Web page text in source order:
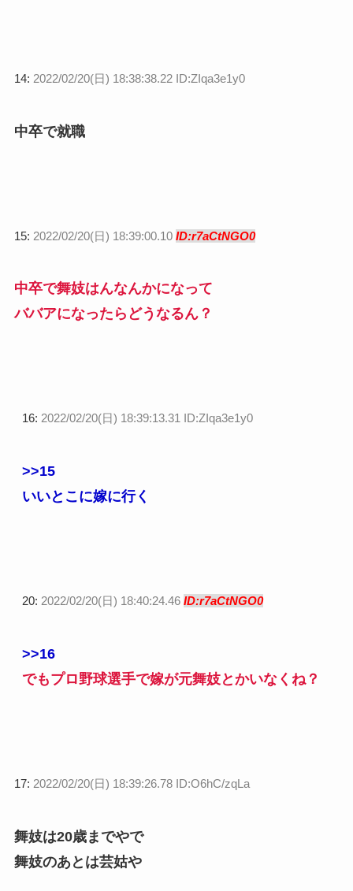
14: 2022/02/20(日) 18:38:38.22 ID:ZIqa3e1y0
中卒で就職
15: 2022/02/20(日) 18:39:00.10 ID:r7aCtNGO0
中卒で舞妓はんなんかになって
ババアになったらどうなるん？
16: 2022/02/20(日) 18:39:13.31 ID:ZIqa3e1y0
>>15
いいとこに嫁に行く
20: 2022/02/20(日) 18:40:24.46 ID:r7aCtNGO0
>>16
でもプロ野球選手で嫁が元舞妓とかいなくね？
17: 2022/02/20(日) 18:39:26.78 ID:O6hC/zqLa
舞妓は20歳までやで
舞妓のあとは芸姑や